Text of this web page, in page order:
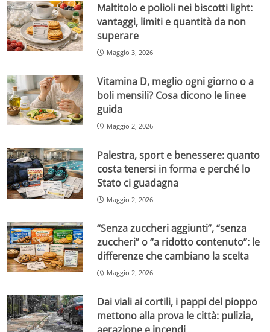
Maltitolo e polioli nei biscotti light:
vantaggi, limiti e quantità da non
superare
Maggio 3, 2026
Vitamina D, meglio ogni giorno o a
boli mensili? Cosa dicono le linee
guida
Maggio 2, 2026
Palestra, sport e benessere: quanto
costa tenersi in forma e perché lo
Stato ci guadagna
Maggio 2, 2026
“Senza zuccheri aggiunti”, “senza
zuccheri” o “a ridotto contenuto”: le
differenze che cambiano la scelta
Maggio 2, 2026
Dai viali ai cortili, i pappi del pioppo
mettono alla prova le città: pulizia,